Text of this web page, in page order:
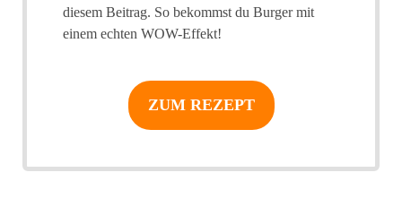
diesem Beitrag. So bekommst du Burger mit
einem echten WOW-Effekt!
ZUM REZEPT